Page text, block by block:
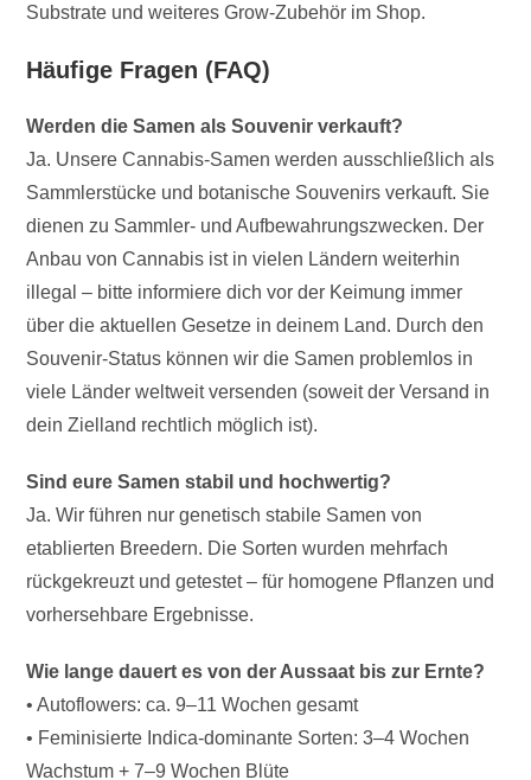
Substrate und weiteres Grow-Zubehör im Shop.
Häufige Fragen (FAQ)
Werden die Samen als Souvenir verkauft?
Ja. Unsere Cannabis-Samen werden ausschließlich als
Sammlerstücke und botanische Souvenirs verkauft. Sie
dienen zu Sammler- und Aufbewahrungszwecken. Der
Anbau von Cannabis ist in vielen Ländern weiterhin
illegal – bitte informiere dich vor der Keimung immer
über die aktuellen Gesetze in deinem Land. Durch den
Souvenir-Status können wir die Samen problemlos in
viele Länder weltweit versenden (soweit der Versand in
dein Zielland rechtlich möglich ist).
Sind eure Samen stabil und hochwertig?
Ja. Wir führen nur genetisch stabile Samen von
etablierten Breedern. Die Sorten wurden mehrfach
rückgekreuzt und getestet – für homogene Pflanzen und
vorhersehbare Ergebnisse.
Wie lange dauert es von der Aussaat bis zur Ernte?
• Autoflowers: ca. 9–11 Wochen gesamt
• Feminisierte Indica-dominante Sorten: 3–4 Wochen
Wachstum + 7–9 Wochen Blüte